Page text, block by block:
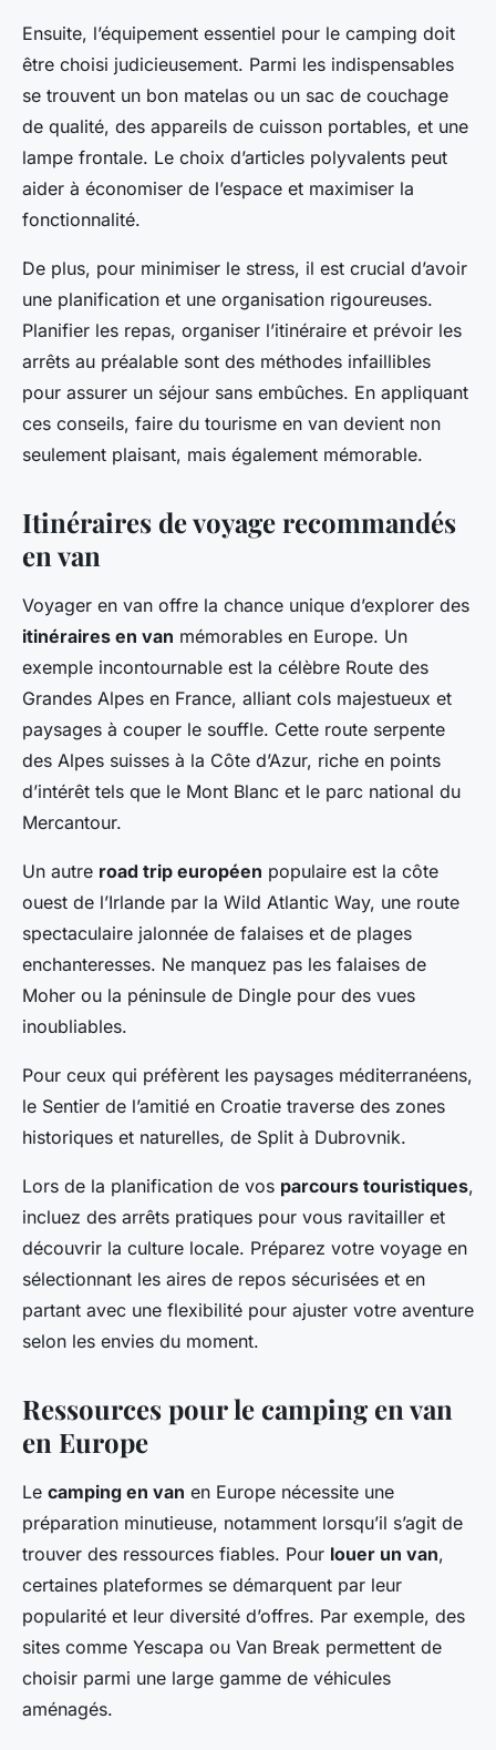
Ensuite, l’équipement essentiel pour le camping doit
être choisi judicieusement. Parmi les indispensables
se trouvent un bon matelas ou un sac de couchage
de qualité, des appareils de cuisson portables, et une
lampe frontale. Le choix d’articles polyvalents peut
aider à économiser de l’espace et maximiser la
fonctionnalité.
De plus, pour minimiser le stress, il est crucial d’avoir
une planification et une organisation rigoureuses.
Planifier les repas, organiser l’itinéraire et prévoir les
arrêts au préalable sont des méthodes infaillibles
pour assurer un séjour sans embûches. En appliquant
ces conseils, faire du tourisme en van devient non
seulement plaisant, mais également mémorable.
Itinéraires de voyage recommandés
en van
Voyager en van offre la chance unique d’explorer des
itinéraires en van mémorables en Europe. Un
exemple incontournable est la célèbre Route des
Grandes Alpes en France, alliant cols majestueux et
paysages à couper le souffle. Cette route serpente
des Alpes suisses à la Côte d’Azur, riche en points
d’intérêt tels que le Mont Blanc et le parc national du
Mercantour.
Un autre road trip européen populaire est la côte
ouest de l’Irlande par la Wild Atlantic Way, une route
spectaculaire jalonnée de falaises et de plages
enchanteresses. Ne manquez pas les falaises de
Moher ou la péninsule de Dingle pour des vues
inoubliables.
Pour ceux qui préfèrent les paysages méditerranéens,
le Sentier de l’amitié en Croatie traverse des zones
historiques et naturelles, de Split à Dubrovnik.
Lors de la planification de vos parcours touristiques,
incluez des arrêts pratiques pour vous ravitailler et
découvrir la culture locale. Préparez votre voyage en
sélectionnant les aires de repos sécurisées et en
partant avec une flexibilité pour ajuster votre aventure
selon les envies du moment.
Ressources pour le camping en van
en Europe
Le camping en van en Europe nécessite une
préparation minutieuse, notamment lorsqu’il s’agit de
trouver des ressources fiables. Pour louer un van,
certaines plateformes se démarquent par leur
popularité et leur diversité d’offres. Par exemple, des
sites comme Yescapa ou Van Break permettent de
choisir parmi une large gamme de véhicules
aménagés.